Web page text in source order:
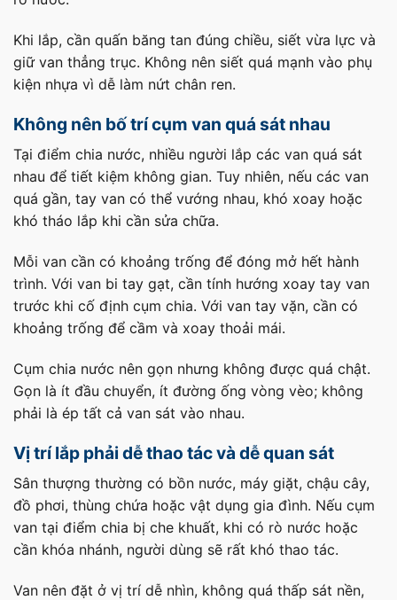
Khi lắp, cần quấn băng tan đúng chiều, siết vừa lực và
giữ van thẳng trục. Không nên siết quá mạnh vào phụ
kiện nhựa vì dễ làm nứt chân ren.
Không nên bố trí cụm van quá sát nhau
Tại điểm chia nước, nhiều người lắp các van quá sát
nhau để tiết kiệm không gian. Tuy nhiên, nếu các van
quá gần, tay van có thể vướng nhau, khó xoay hoặc
khó tháo lắp khi cần sửa chữa.
Mỗi van cần có khoảng trống để đóng mở hết hành
trình. Với van bi tay gạt, cần tính hướng xoay tay van
trước khi cố định cụm chia. Với van tay vặn, cần có
khoảng trống để cầm và xoay thoải mái.
Cụm chia nước nên gọn nhưng không được quá chật.
Gọn là ít đầu chuyển, ít đường ống vòng vèo; không
phải là ép tất cả van sát vào nhau.
Vị trí lắp phải dễ thao tác và dễ quan sát
Sân thượng thường có bồn nước, máy giặt, chậu cây,
đồ phơi, thùng chứa hoặc vật dụng gia đình. Nếu cụm
van tại điểm chia bị che khuất, khi có rò nước hoặc
cần khóa nhánh, người dùng sẽ rất khó thao tác.
Van nên đặt ở vị trí dễ nhìn, không quá thấp sát nền,